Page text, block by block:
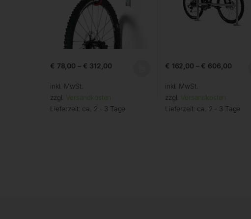
€ 78,00 – € 312,00
inkl. MwSt.
zzgl. Versandkosten
Lieferzeit: ca. 2 - 3 Tage
€ 162,00 – € 606,00
inkl. MwSt.
zzgl. Versandkosten
Lieferzeit: ca. 2 - 3 Tage